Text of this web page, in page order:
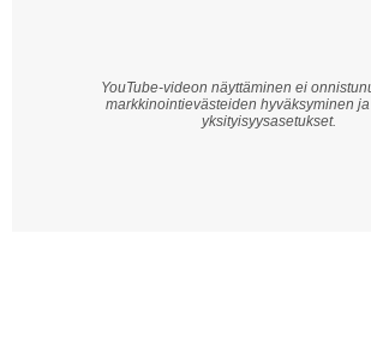
YouTube-videon näyttäminen ei
markkinointievästeiden hyväksyminen
yksityisyysasetukset.